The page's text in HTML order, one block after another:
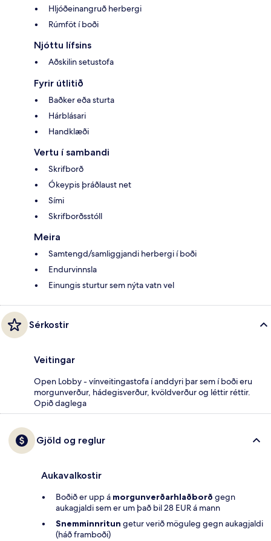
Hljóðeinangruð herbergi
Rúmföt í boði
Njóttu lífsins
Aðskilin setustofa
Fyrir útlitið
Baðker eða sturta
Hárblásari
Handklæði
Vertu í sambandi
Skrifborð
Ókeypis þráðlaust net
Sími
Skrifborðsstóll
Meira
Samtengd/samliggjandi herbergi í boði
Endurvinnsla
Einungis sturtur sem nýta vatn vel
Sérkostir
Veitingar
Open Lobby - vínveitingastofa í anddyri þar sem í boði eru
morgunverður, hádegisverður, kvöldverður og léttir réttir.
Opið daglega
Gjöld og reglur
Aukavalkostir
Boðið er upp á morgunverðarhlaðborð gegn
aukagjaldi sem er um það bil 28 EUR á mann
Snemminnritun getur verið möguleg gegn aukagjaldi
(háð framboði)